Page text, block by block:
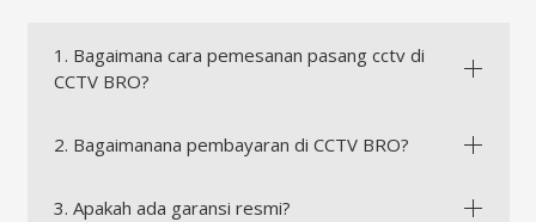
1. Bagaimana cara pemesanan pasang cctv di
CCTV BRO?
2. Bagaimanana pembayaran di CCTV BRO?
3. Apakah ada garansi resmi?